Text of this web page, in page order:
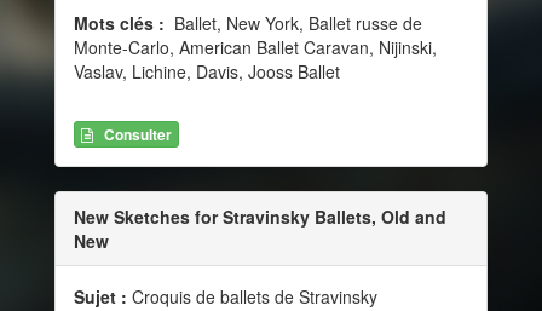
Mots clés : Ballet, New York, Ballet russe de
Monte-Carlo, American Ballet Caravan, Nijinski,
Vaslav, Lichine, Davis, Jooss Ballet
Consulter
New Sketches for Stravinsky Ballets, Old and
New
Sujet : Croquis de ballets de Stravinsky